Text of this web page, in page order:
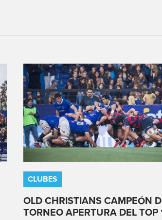
CLUBES
OLD CHRISTIANS CAMPEÓN
TORNEO APERTURA DEL TOP